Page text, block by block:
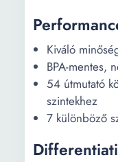
Kiváló
BPA-mentes,
54 útmutató
szintekhez
7 különböző